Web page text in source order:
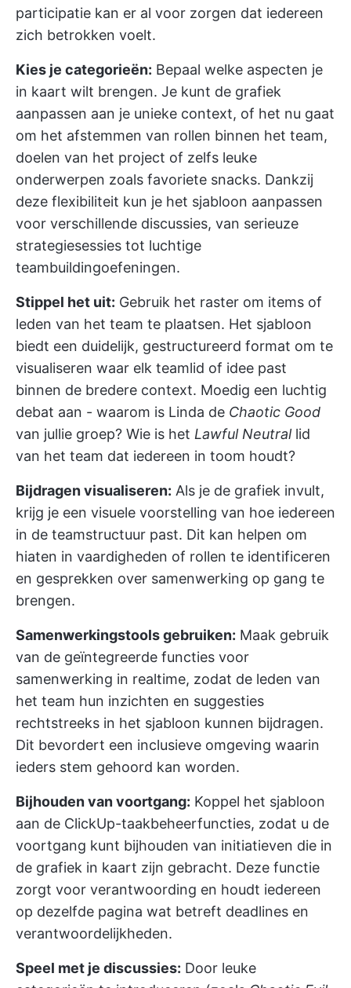
participatie kan er al voor zorgen dat iedereen
zich betrokken voelt.
Kies je categorieën: Bepaal welke aspecten je
in kaart wilt brengen. Je kunt de grafiek
aanpassen aan je unieke context, of het nu gaat
om het afstemmen van rollen binnen het team,
doelen van het project of zelfs leuke
onderwerpen zoals favoriete snacks. Dankzij
deze flexibiliteit kun je het sjabloon aanpassen
voor verschillende discussies, van serieuze
strategiesessies tot luchtige
teambuildingoefeningen.
Stippel het uit: Gebruik het raster om items of
leden van het team te plaatsen. Het sjabloon
biedt een duidelijk, gestructureerd format om te
visualiseren waar elk teamlid of idee past
binnen de bredere context. Moedig een luchtig
debat aan - waarom is Linda de Chaotic Good
van jullie groep? Wie is het Lawful Neutrallid
van het team dat iedereen in toom houdt?
Bijdragen visualiseren: Als je de grafiek invult,
krijg je een visuele voorstelling van hoe iedereen
in de teamstructuur past. Dit kan helpen om
hiaten in vaardigheden of rollen te identificeren
en gesprekken over samenwerking op gang te
brengen.
Samenwerkingstools gebruiken: Maak gebruik
van de geïntegreerde functies voor
samenwerking in realtime, zodat de leden van
het team hun inzichten en suggesties
rechtstreeks in het sjabloon kunnen bijdragen.
Dit bevordert een inclusieve omgeving waarin
ieders stem gehoord kan worden.
Bijhouden van voortgang: Koppel het sjabloon
aan de ClickUp-taakbeheerfuncties, zodat u de
voortgang kunt bijhouden van initiatieven die in
de grafiek in kaart zijn gebracht. Deze functie
zorgt voor verantwoording en houdt iedereen
op dezelfde pagina wat betreft deadlines en
verantwoordelijkheden.
Speel met je discussies: Door leuke